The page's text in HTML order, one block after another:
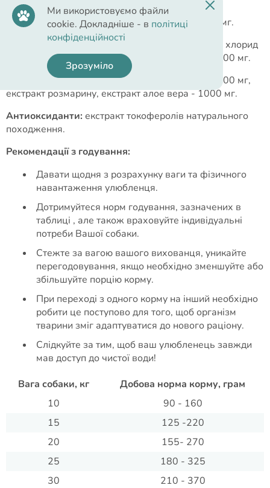
Амінокислоти: таурин 1000 мг, L-карнітин 300мг.
Харчові добавки:DL-метіонін - 4000 мг, холіну хлорид
- 2500 мг, глюкозамін - 1200 мг, хондроїтин - 900 мг.
Спеціальні добавки:екстракт зеленого чаю - 100 мг,
екстракт розмарину, екстракт алое вера - 1000 мг.
Антиоксиданти: екстракт токоферолів натурального
походження.
Рекомендації з годування:
Давати щодня з розрахунку ваги та фізичного
навантаження улюбленця.
Дотримуйтеся норм годування, зазначених в
таблиці , але також враховуйте індивідуальні
потреби Вашої собаки.
Стежте за вагою вашого вихованця, уникайте
перегодовування, якщо необхідно зменшуйте або
збільшуйте порцію корму.
При переході з одного корму на інший необхідно
робити це поступово для того, щоб організм
тварини зміг адаптуватися до нового раціону.
Слідкуйте за тим, щоб ваш улюбленець завжди
мав доступ до чистої води!
Вага собаки, кг
Добова норма корму, грам
10
90 - 160
15
125 -220
20
155- 270
25
180 - 325
30
210 - 370
Ми використовуємо файли
cookie. Докладніше - в політиці
конфіденційності
Зрозуміло